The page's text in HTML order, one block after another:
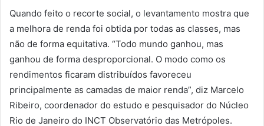
Quando feito o recorte social, o levantamento mostra que
a melhora de renda foi obtida por todas as classes, mas
não de forma equitativa. “Todo mundo ganhou, mas
ganhou de forma desproporcional. O modo como os
rendimentos ficaram distribuídos favoreceu
principalmente as camadas de maior renda”, diz Marcelo
Ribeiro, coordenador do estudo e pesquisador do Núcleo
Rio de Janeiro do INCT Observatório das Metrópoles.